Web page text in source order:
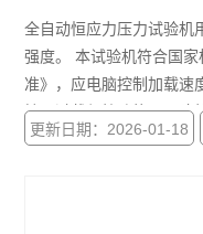
全自动恒应力压力试验机
强度。 本试验机符合国
准》，应电脑控制加载速
持、过载保护功能，是建
检测设备。
更新日期：2026-01-18